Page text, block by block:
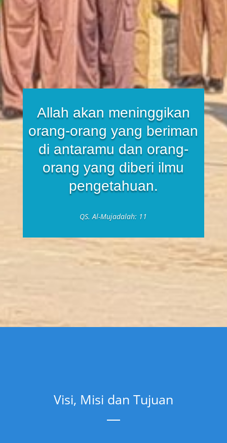
Allah akan meninggikan
orang-orang yang beriman
di antaramu dan orang-
orang yang diberi ilmu
pengetahuan.
QS. Al-Mujadalah: 11
Visi, Misi dan Tujuan